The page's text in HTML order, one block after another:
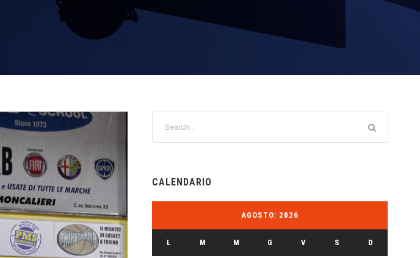
CALENDARIO
AGOSTO: 2026
L M M G V S D